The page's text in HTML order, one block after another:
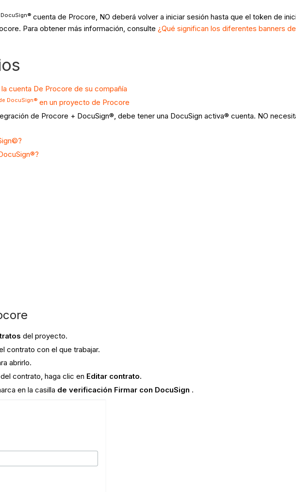
DocuSign® cuenta de Procore, NO deberá volver a iniciar sesión hasta que el token de
Para obtener más información, consulte ¿Qué significan los diferentes banners
la cuenta De Procore de su compañía
DocuSign® en un proyecto de Procore
de Procore + DocuSign®, debe tener una DocuSign activa® cuenta. NO
del proyecto.
contrato con el que trabajar.
abrirlo.
del contrato, haga clic en Editar contrato.
en la casilla de verificación Firmar con DocuSign .